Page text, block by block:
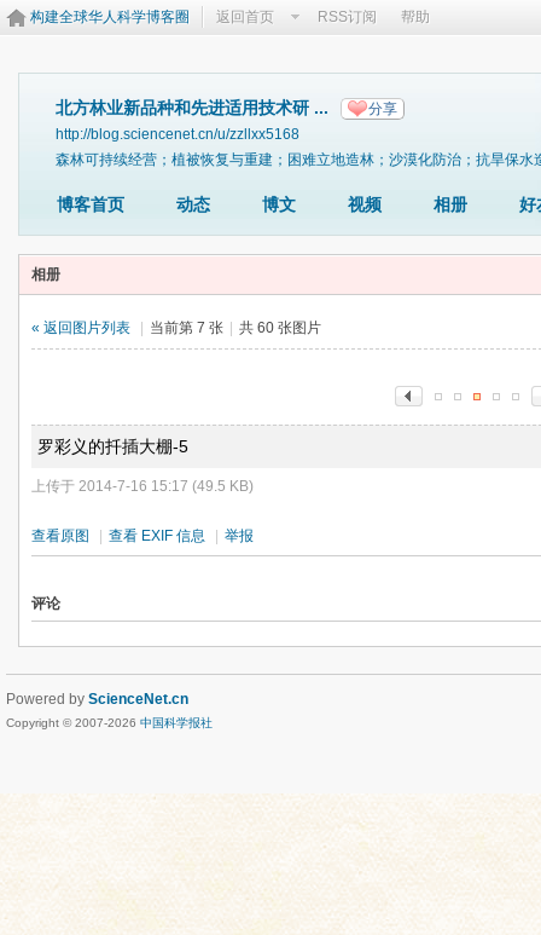
构建全球华人科学博客圈 返回首页 RSS订阅 帮助
北方林业新品种和先进适用技术研 ... 分享
http://blog.sciencenet.cn/u/zzllxx5168
森林可持续经营；植被恢复与重建；困难立地造林；沙漠化防治；抗旱保
博客首页 动态 博文 视频 相册 好
相册
« 返回图片列表 当前第 7 张 共 60 张图片
罗彩义的扦插大棚-5
上传于 2014-7-16 15:17 (49.5 KB)
查看原图 查看 EXIF 信息 举报
评论
Powered by ScienceNet.cn
Copyright © 2007-2026 中国科学报社